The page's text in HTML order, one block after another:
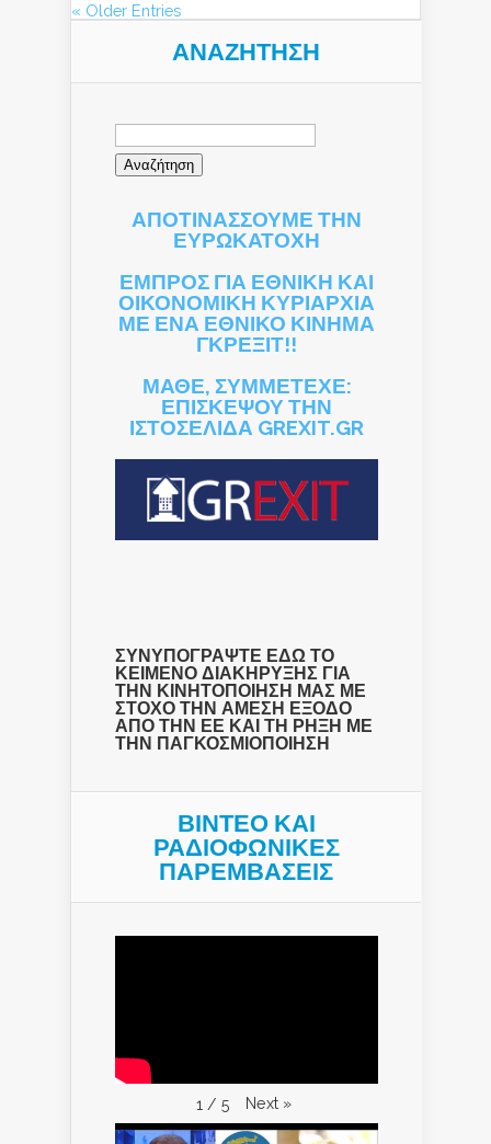
« Older Entries
ΑΝΑΖΉΤΗΣΗ
Αναζήτηση
ΑΠΟΤΙΝΑΣΣΟΥΜΕ ΤΗΝ
ΕΥΡΩΚΑΤΟΧΗ
ΕΜΠΡΟΣ ΓΙΑ ΕΘΝΙΚΗ ΚΑΙ
ΟΙΚΟΝΟΜΙΚΗ ΚΥΡΙΑΡΧΙΑ
ΜΕ ΕΝΑ ΕΘΝΙΚΟ ΚΙΝΗΜΑ
ΓΚΡΕΞΙΤ!!
ΜΑΘΕ, ΣΥΜΜΕΤΕΧΕ:
ΕΠΙΣΚΕΨΟΥ ΤΗΝ
ΙΣΤΟΣΕΛΙΔΑ GREXIT.GR
ΣΥΝΥΠΟΓΡΑΨΤΕ ΕΔΩ ΤΟ
ΚΕΙΜΕΝΟ ΔΙΑΚΗΡΥΞΗΣ ΓΙΑ
ΤΗΝ ΚΙΝΗΤΟΠΟΙΗΣΗ ΜΑΣ ΜΕ
ΣΤΟΧΟ ΤΗΝ ΑΜΕΣΗ ΕΞΟΔΟ
ΑΠΟ ΤΗΝ ΕΕ ΚΑΙ ΤΗ ΡΗΞΗ ΜΕ
ΤΗΝ ΠΑΓΚΟΣΜΙΟΠΟΙΗΣΗ
ΒΙΝΤΕΟ ΚΑΙ
ΡΑΔΙΟΦΩΝΙΚΕΣ
ΠΑΡΕΜΒΑΣΕΙΣ
1 / 5 Next »